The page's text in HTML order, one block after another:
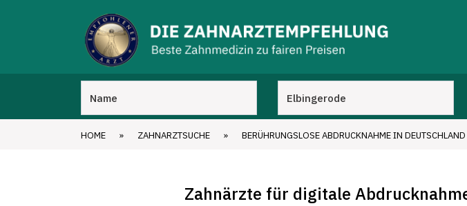
HOME » ZAHNARZTSUCHE » BERÜHRUNGSLOSE ABDRUCKNAHME IN DEUTSCHLAND
Zahnärzte für digitale